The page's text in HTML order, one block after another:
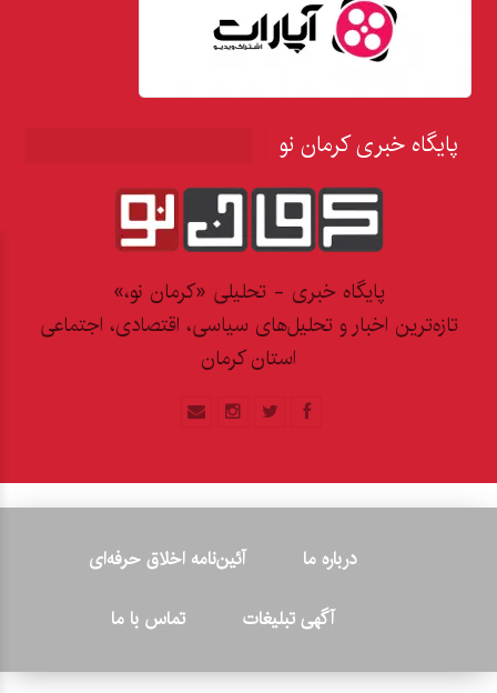
پایگاه خبری کرمان نو
پایگاه خبری - تحلیلی «کرمان نو،»
تازه‌ترین اخبار و تحلیل‌های سیاسی، اقتصادی، اجتماعی
استان کرمان
درباره ما
آئین‌نامه اخلاق حرفه‌ای
آگهی تبلیغات
تماس با ما